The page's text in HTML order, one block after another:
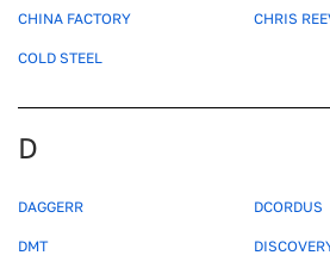
CHINA FACTORY CHRIS
COLD STEEL
D
DAGGERR DCORDUS
DMT